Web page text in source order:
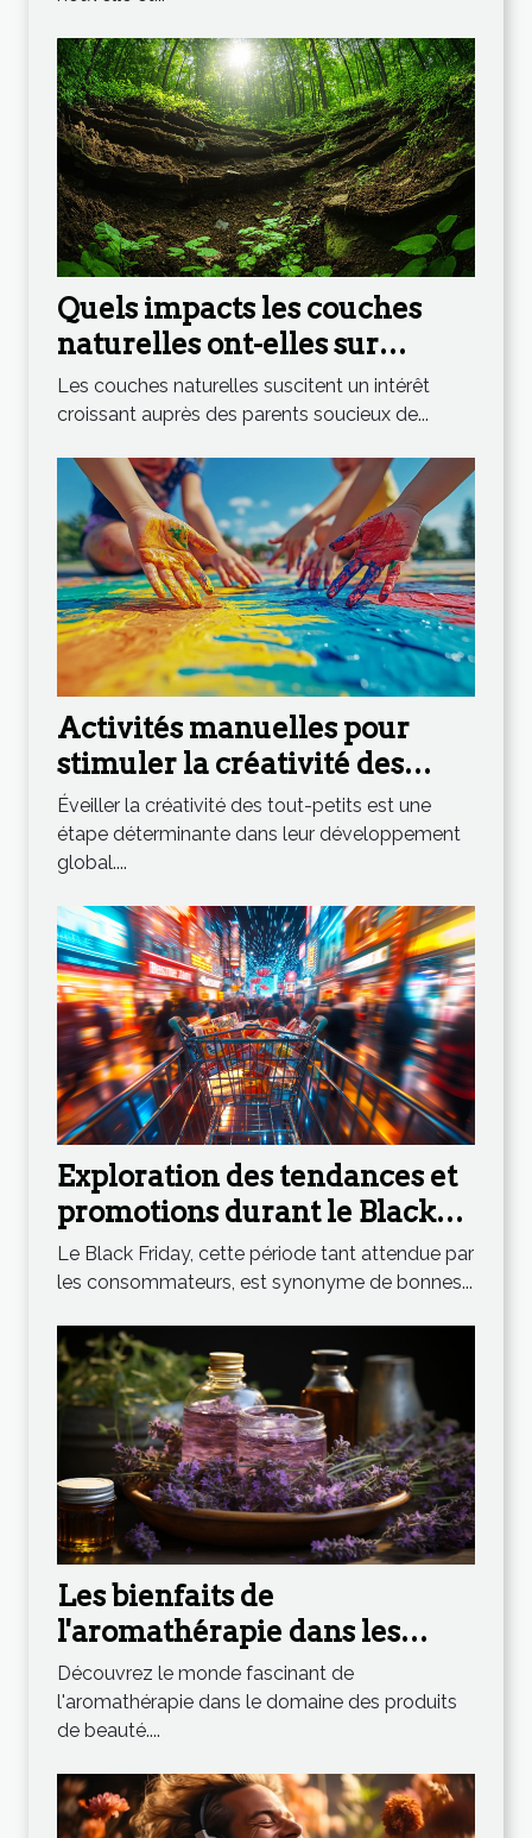
Quels impacts les couches
naturelles ont-elles sur
l'environnement ?
Les couches naturelles suscitent un intérêt
croissant auprès des parents soucieux de...
Activités manuelles pour
stimuler la créativité des
tout-petits
Éveiller la créativité des tout-petits est une
étape déterminante dans leur développement
global....
Exploration des tendances et
promotions durant le Black
Friday
Le Black Friday, cette période tant attendue par
les consommateurs, est synonyme de bonnes...
Les bienfaits de
l'aromathérapie dans les
produits de beauté
Découvrez le monde fascinant de
l'aromathérapie dans le domaine des produits
de beauté....